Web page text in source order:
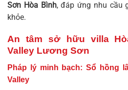
Sơn Hòa Bình, đáp ứng nhu cầu
khỏe.
An tâm sở hữu villa
Valley Lương Sơn
Pháp lý minh bạch: Sổ hồng
Valley